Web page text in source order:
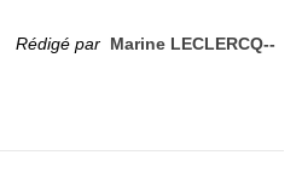
Rédigé par Marine LECLERCQ--